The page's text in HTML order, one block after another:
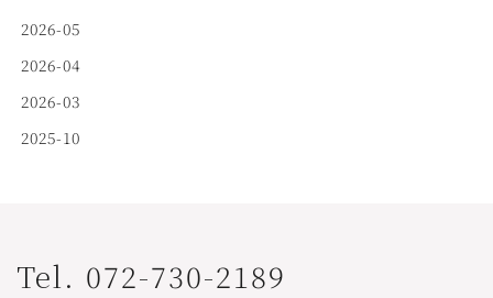
2026-05
2026-04
2026-03
2025-10
Tel. 072-730-2189